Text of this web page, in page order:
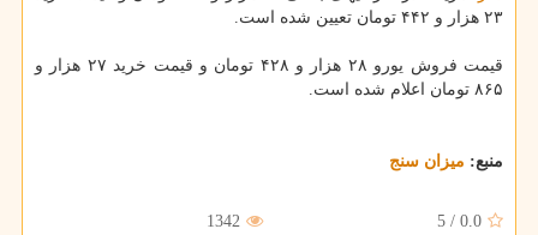
۲۳ هزار و ۴۴۲ تومان تعیین شده است.
قیمت فروش یورو ۲۸ هزار و ۴۲۸ تومان و قیمت خرید ۲۷ هزار و
۸۶۵ تومان اعلام شده است.
منبع: میزان سنج
0.0
/
5
1342